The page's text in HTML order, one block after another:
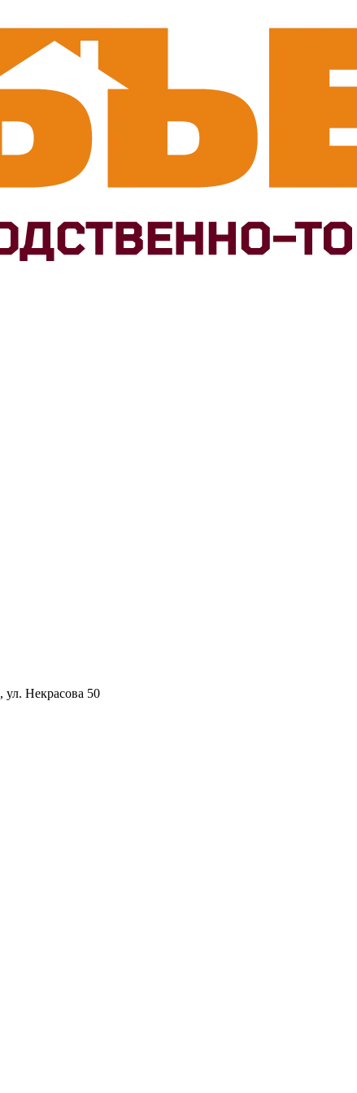
, ул. Некрасова 50